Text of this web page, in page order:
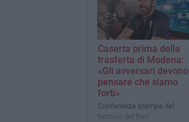
Caserta prima della
trasferta di Modena:
«Gli avversari devono
pensare che siamo
forti»
Conferenza stampa del
tecnico del Bari